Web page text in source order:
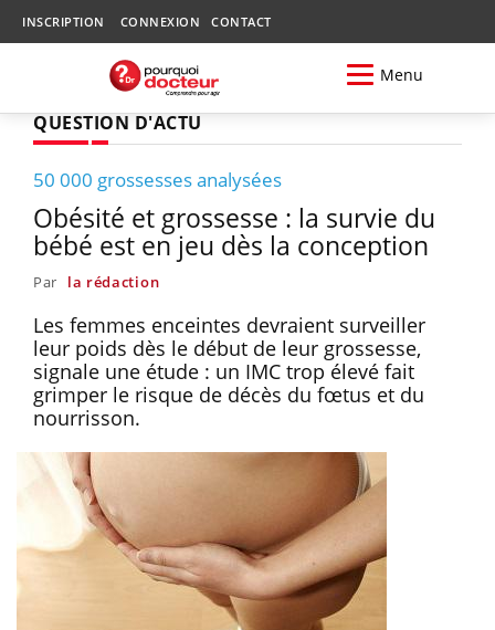
INSCRIPTION CONNEXION CONTACT
Menu
QUESTION D'ACTU
50 000 grossesses analysées
Obésité et grossesse : la survie du
bébé est en jeu dès la conception
Par la rédaction
Les femmes enceintes devraient surveiller
leur poids dès le début de leur grossesse,
signale une étude : un IMC trop élevé fait
grimper le risque de décès du fœtus et du
nourrisson.